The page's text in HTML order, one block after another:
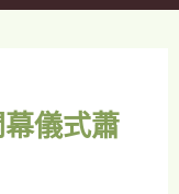
儀式蕭